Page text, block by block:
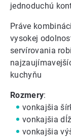
jednoduchú
Práve
vysokej
servírovania
kuchyňu
Rozmery:
vonkajšia
vonkajšia
vonkajšia